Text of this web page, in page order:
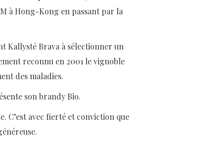
à Hong-Kong en passant par la
Kallysté Brava à sélectionner un
reconnu en 2001 le vignoble
des maladies.
son brandy Bio.
C’est avec fierté et conviction que